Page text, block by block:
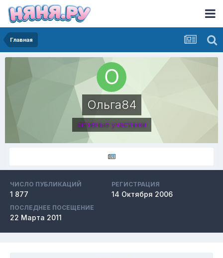
Главная
Ольга84
активные участники
ЧИСЛО ПУБЛИКАЦИЙ
1 877
РЕГИСТРАЦИЯ
14 Октября 2006
ПОСЛЕДНЕЕ ПОСЕЩЕНИЕ
22 Марта 2011